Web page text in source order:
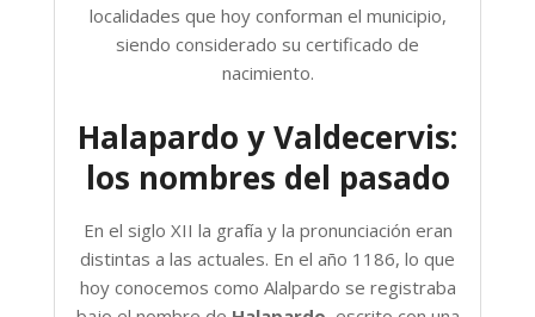
localidades que hoy conforman el municipio,
siendo considerado su certificado de
nacimiento.
Halapardo y Valdecervis:
los nombres del pasado
En el siglo XII la grafía y la pronunciación eran
distintas a las actuales. En el año 1186, lo que
hoy conocemos como Alalpardo se registraba